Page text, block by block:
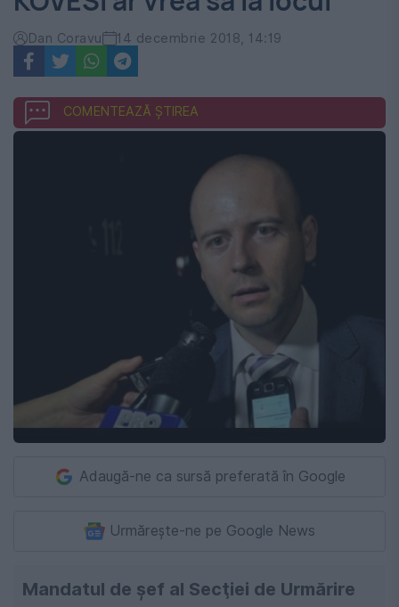
Dan Coravu 14 decembrie 2018, 14:19
COMENTEAZĂ ȘTIREA
Adaugă-ne ca sursă preferată în Google
Urmărește-ne pe Google News
Mandatul de şef al Secţiei de Urmărire